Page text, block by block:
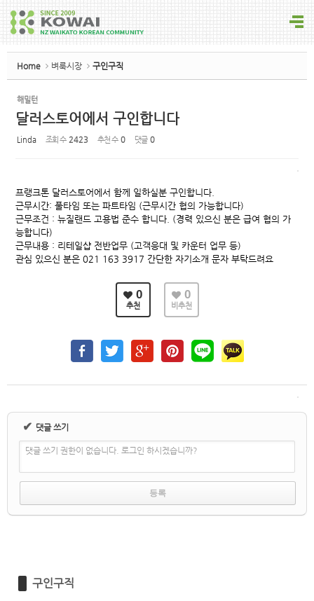
Home 벼룩시장 구인구직
해밀턴
달러스토어에서 구인합니다
Linda 조회 수 2423 추천 수 0 댓글 0
프랭크톤 달러스토어에서 함께 일하실분 구인합니다.
근무시간: 풀타임 또는 파트타임 (근무시간 협의 가능합니다)
근무조건 : 뉴질랜드 고용법 준수 합니다. (경력 있으신 분은 급여 협의 가
능합니다)
근무내용 : 리테일샵 전반업무 (고객응대 및 카운터 업무 등)
관심 있으신 분은 021 163 3917 간단한 자기소개 문자 부탁드려요
0
추천
0
비추천
✔ 댓글 쓰기
댓글 쓰기 권한이 없습니다. 로그인 하시겠습니까?
구인구직
Sketchbook5, 스케치북5
Sketchbook5, 스케치북5